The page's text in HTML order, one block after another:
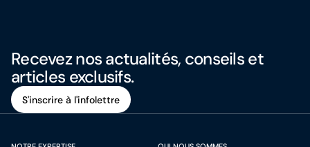
Recevez nos actualités, conseils et
articles exclusifs.
S'inscrire à l'infolettre